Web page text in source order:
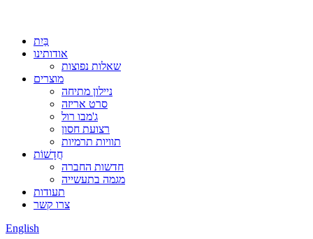
בַּיִת
אודותינו
שאלות נפוצות
מוצרים
ניילון מתיחה
סרט אריזה
ג'מבו רול
רצועת חסון
תוויות תרמיות
חֲדָשׁוֹת
חדשות החברה
מגמה בתעשייה
תעודות
צרו קשר
English